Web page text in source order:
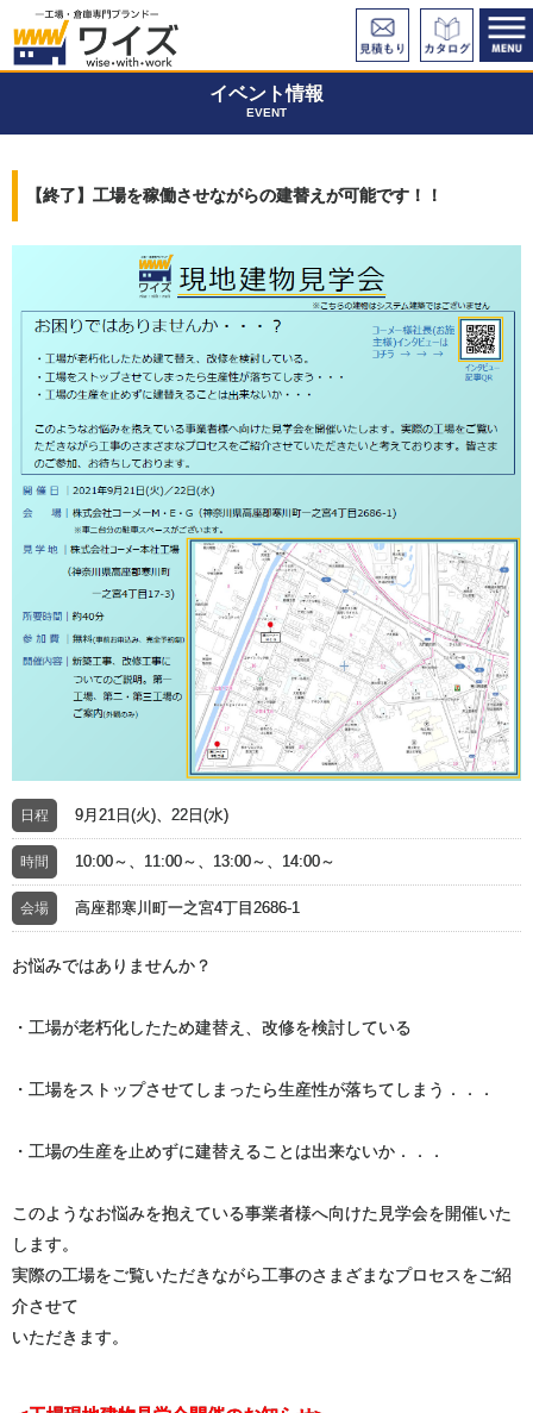
イベント情報
EVENT
【終了】工場を稼働させながらの建替えが可能です！！
日程 9月21日(火)、22日(水)
時間 10:00～、11:00～、13:00～、14:00～
会場 高座郡寒川町一之宮4丁目2686-1
お悩みではありませんか？
・工場が老朽化したため建替え、改修を検討している
・工場をストップさせてしまったら生産性が落ちてしまう．．．
・工場の生産を止めずに建替えることは出来ないか．．．
このようなお悩みを抱えている事業者様へ向けた見学会を開催いた
します。
実際の工場をご覧いただきながら工事のさまざまなプロセスをご紹
介させて
いただきます。